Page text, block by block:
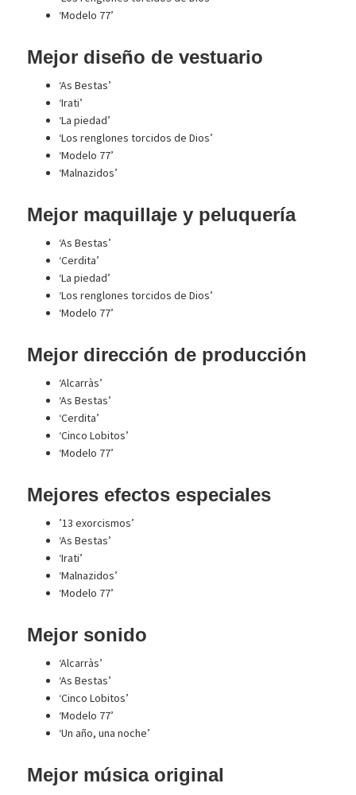
‘Modelo 77’
Mejor diseño de vestuario
‘As Bestas’
‘Irati’
‘La piedad’
‘Los renglones torcidos de Dios’
‘Modelo 77’
‘Malnazidos’
Mejor maquillaje y peluquería
‘As Bestas’
‘Cerdita’
‘La piedad’
‘Los renglones torcidos de Dios’
‘Modelo 77’
Mejor dirección de producción
‘Alcarràs’
‘As Bestas’
‘Cerdita’
‘Cinco Lobitos’
‘Modelo 77’
Mejores efectos especiales
’13 exorcismos’
‘As Bestas’
‘Irati’
‘Malnazidos’
‘Modelo 77’
Mejor sonido
‘Alcarràs’
‘As Bestas’
‘Cinco Lobitos’
‘Modelo 77’
‘Un año, una noche’
Mejor música original